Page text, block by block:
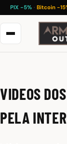
PIX −5% · Bitcoin
VIDEOS
PELA